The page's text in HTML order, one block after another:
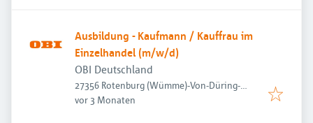
Ausbildung - Kaufmann / Kauffrau im
Einzelhandel (m/w/d)
OBI Deutschland
27356 Rotenburg (Wümme)-Von-Düring-
Kaserne, Deutschland
Veröffentlicht:
vor 3 Monaten